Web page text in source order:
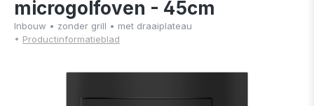
microgolfoven - 45cm
Inbouw • zonder grill • met draaiplateau
• Productinformatieblad
component.cms.imageGallery.skipImageGallery